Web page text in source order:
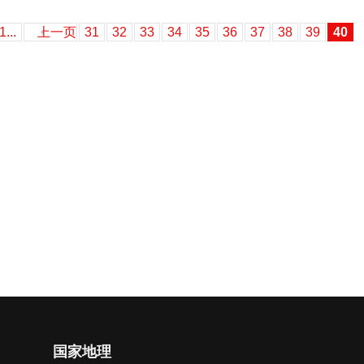
1... 上一页 31 32 33 34 35 36 37 38 39 40
国家地理